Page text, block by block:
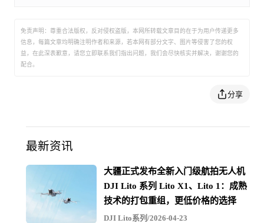
免责声明：尊重合法版权，反对侵权盗版，本网所转载文章目的在于为用户传递更多
信息，每篇文章均明确注明作者和来源，若本网有部分文字、图片等侵害了您的权
益，在此深表歉意，请您立即联系我们指出问题，我们会尽快核实并解决，谢谢您的
配合。
分享
最新资讯
大疆正式发布全新入门级航拍无人机
DJI Lito 系列 Lito X1、Lito 1：成熟
技术的打包重组，更低价格的选择
DJI Lito系列/2026-04-23